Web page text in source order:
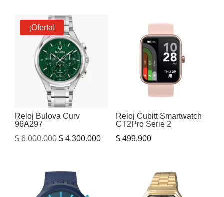
¡Oferta!
Reloj Bulova Curv
96A297
$6.000.000 El
era:
$ 6.000.000.
$ 4.300.000El
Reloj Cubitt Smartwatch
CT2Pro Serie 2
$499.900